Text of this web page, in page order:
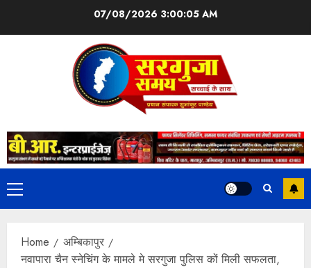
07/08/2026 3:00:06 AM
Home
अम्बिकापुर
नवापारा चैन स्नेचिंग के मामले मे सरगुजा पुलिस कों मिली सफलता,